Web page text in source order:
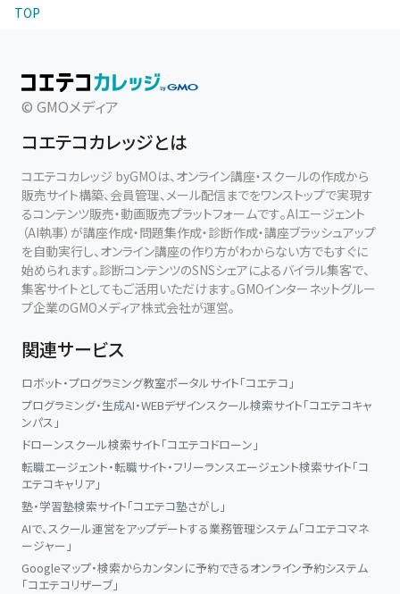
TOP
© GMOメディア
コエテコカレッジとは
コエテコカレッジ byGMOは、オンライン講座・スクールの作成から
販売サイト構築、会員管理、メール配信までをワンストップで実現す
るコンテンツ販売・動画販売プラットフォームです。AIエージェント
（AI執事）が講座作成・問題集作成・診断作成・講座ブラッシュアップ
を自動実行し、オンライン講座の作り方がわからない方でもすぐに
始められます。診断コンテンツのSNSシェアによるバイラル集客で、
集客サイトとしてもご活用いただけます。GMOインターネットグルー
プ企業のGMOメディア株式会社が運営。
関連サービス
ロボット・プログラミング教室ポータルサイト「コエテコ」
プログラミング・生成AI・WEBデザインスクール検索サイト「コエテコキャ
ンパス」
ドローンスクール検索サイト「コエテコドローン」
転職エージェント・転職サイト・フリーランスエージェント検索サイト「コ
エテコキャリア」
塾・学習塾検索サイト「コエテコ塾さがし」
AIで、スクール運営をアップデートする業務管理システム「コエテコマネ
ージャー」
Googleマップ・検索からカンタンに予約できるオンライン予約システム
「コエテコリザーブ」